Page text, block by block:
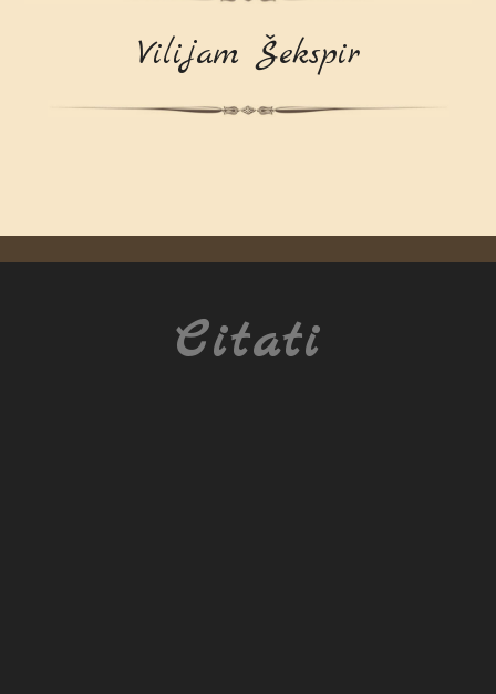
Vilijam Šekspir
Citati